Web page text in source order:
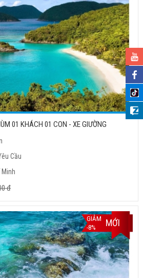
01 KHÁCH 01 CON - XE GIƯỜNG
Cầu
Minh
đ
GIẢM
-8%
MỚI